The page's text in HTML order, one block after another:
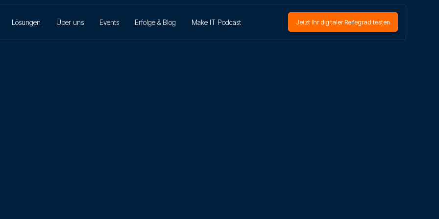
Lösungen Über uns Events Erfolge & Blog Make IT Podcast Jetzt Ihr digitaler Reifegrad testen